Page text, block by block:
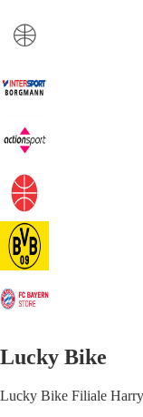
Lucky Bike
Lucky Bike Filiale